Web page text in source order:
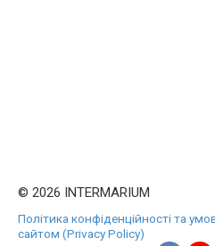
© 2026 INTERMARIUM
Політика конфіденційності та
сайтом (Privacy Policy)